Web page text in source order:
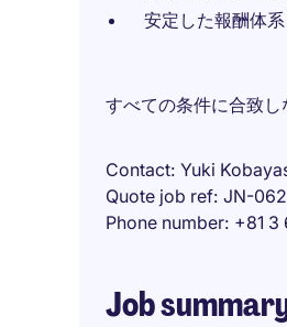
安定した報酬体
すべての条件に合致し
Contact Yuki
Quote job ref JN-
Phone number +81 3
Job